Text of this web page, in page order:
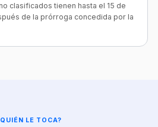
clasificados tienen hasta el 15 de
de la prórroga concedida por la
LE TOCA?